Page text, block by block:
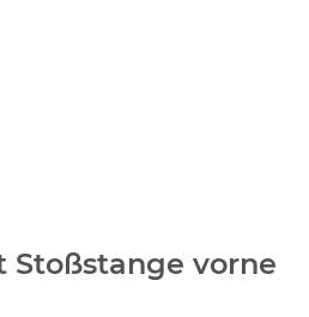
Stoßstange vorne